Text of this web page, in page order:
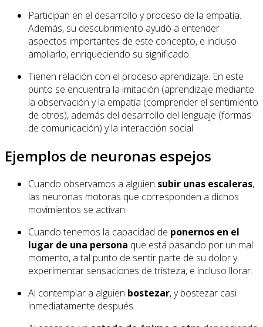
Participan en el desarrollo y proceso de la empatía.
Además, su descubrimiento ayudó a entender
aspectos importantes de este concepto, e incluso
ampliarlo, enriqueciendo su significado.
Tienen relación con el proceso aprendizaje. En este
punto se encuentra la imitación (aprendizaje mediante
la observación y la empatía (comprender el sentimiento
de otros), además del desarrollo del lenguaje (formas
de comunicación) y la interacción social.
Ejemplos de neuronas espejos
Cuando observamos a alguien subir unas escaleras,
las neuronas motoras que corresponden a dichos
movimientos se activan.
Cuando tenemos la capacidad de ponernos en el
lugar de una persona que está pasando por un mal
momento, a tal punto de sentir parte de su dolor y
experimentar sensaciones de tristeza, e incluso llorar.
Al contemplar a alguien bostezar, y bostezar casi
inmediatamente después.